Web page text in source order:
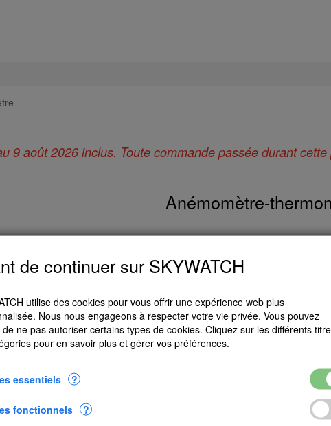
9 août 2026 inclus. Toute commande passée durant
Anémomètre-
de continuer sur SKYWATCH
utilise des cookies pour vous offrir une expérience web plus
Nous nous engageons à respecter votre vie privée. Vous pouvez
de ne pas autoriser certains types de cookies. Cliquez sur les différents
pour en savoir plus et gérer vos préférences.
essentiels ?
fonctionnels ?